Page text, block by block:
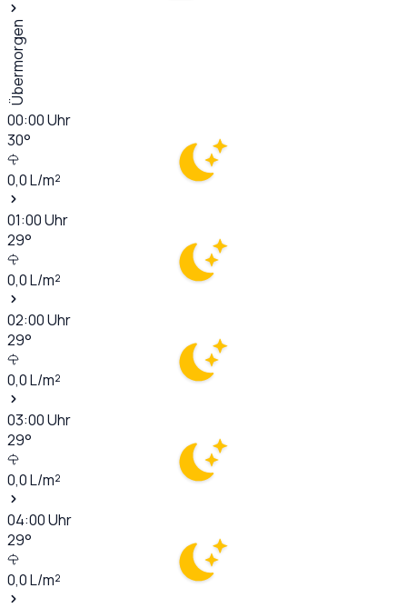
Übermorgen
00:00Uhr
30°
0,0L/m²
01:00Uhr
29°
0,0L/m²
02:00Uhr
29°
0,0L/m²
03:00Uhr
29°
0,0L/m²
04:00Uhr
29°
0,0L/m²